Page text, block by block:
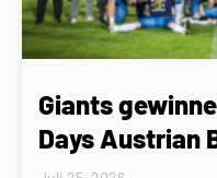
Giants
Days Austrian